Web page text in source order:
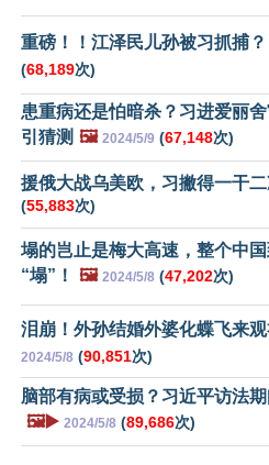
重磅！！江泽民儿孙被习抓捕？
(68,189次)
患重病还是怕暗杀？习进爱丽
引猜测 🖼️ 2024/5/9 (67,148次)
援俄大战乌美欧，习撇得一干
(55,883次)
塌的岂止是梅大高速，整个中
“塌”！
🖼️ 2024/5/8 (47,202次)
泪崩！外孙结婚外婆化蝶飞来
2024/5/8 (90,851次)
脑部有病或受损？习近平访法
🖼️▶️ 2024/5/8 (89,686次)